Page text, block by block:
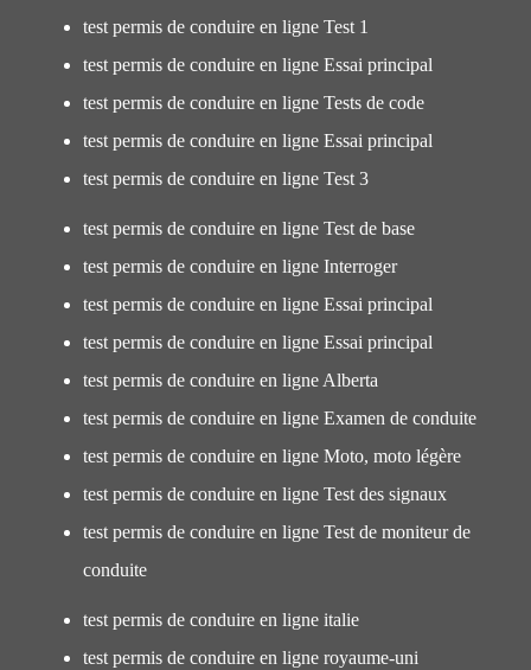
test permis de conduire en ligne Test 1
test permis de conduire en ligne Essai principal
test permis de conduire en ligne Tests de code
test permis de conduire en ligne Essai principal
test permis de conduire en ligne Test 3
test permis de conduire en ligne Test de base
test permis de conduire en ligne Interroger
test permis de conduire en ligne Essai principal
test permis de conduire en ligne Essai principal
test permis de conduire en ligne Alberta
test permis de conduire en ligne Examen de conduite
test permis de conduire en ligne Moto, moto légère
test permis de conduire en ligne Test des signaux
test permis de conduire en ligne Test de moniteur de
conduite
test permis de conduire en ligne italie
test permis de conduire en ligne royaume-uni